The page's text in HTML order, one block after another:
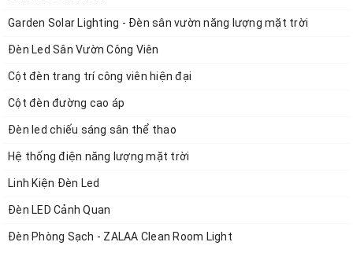
Garden Solar Lighting - Đèn sân vườn năng lượng mặt trời
Đèn Led Sân Vườn Công Viên
Cột đèn trang trí công viên hiện đại
Cột đèn đường cao áp
Đèn led chiếu sáng sân thể thao
Hệ thống điện năng lượng mặt trời
Linh Kiện Đèn Led
Đèn LED Cảnh Quan
Đèn Phòng Sạch - ZALAA Clean Room Light